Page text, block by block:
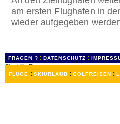
am ersten Flughafen in
wieder aufgegeben
FRAGEN ? : DATENSCHUTZ :
FLÜGE : SKIURLAUB : GOLFREISEN :